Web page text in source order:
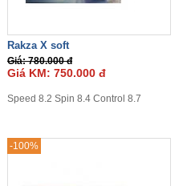
Rakza X soft
Giá: 780.000 đ
Giá KM: 750.000 đ
Speed 8.2 Spin 8.4 Control 8.7
-100%